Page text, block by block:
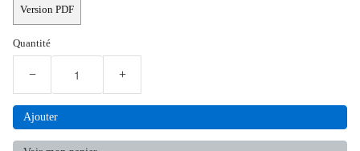
Version PDF
Quantité
− +
Ajouter